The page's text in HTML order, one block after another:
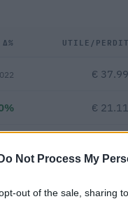
Do Not Process My
out of the sale, sharing
Δ% UTILE/
€
€